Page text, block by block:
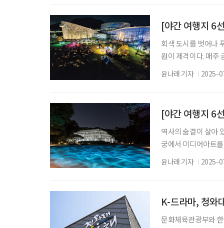
[야간 여행지 6
회색 도시를 벗어나
원이 제격이다. 매주
‘우리함께夜’를
계절꽃길, 큰키소
윤나래 기자 2025-
[야간 여행지 6
역사의 숨결이 살아
궁에서 미디어아트
해 ‘궁중문화축전’
일 저녁 7시부터 9
윤나래 기자 2025-
K-드라마, 청와
문화체육관광부와